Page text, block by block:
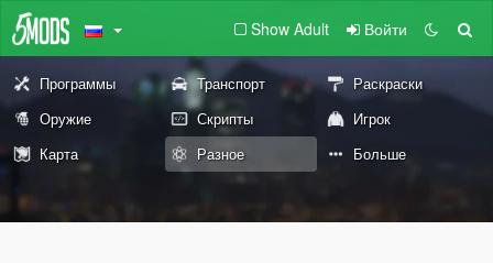
Show Adult Войти
Программы Транспорт
Раскраски
Оружие
Скрипты
Игрок
Карта
Разное Больше